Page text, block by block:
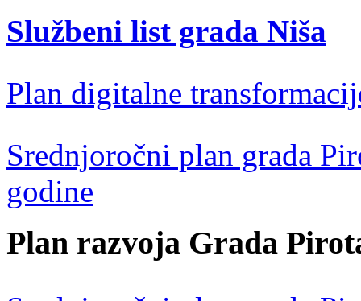
Službeni list grada Niša
Plan digitalne
Srednjoročni plan grada
godine
Plan razvoja Grada